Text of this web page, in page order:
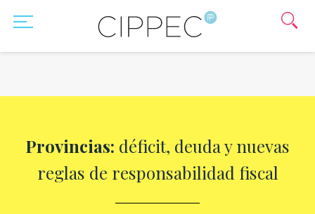
Provincias: déficit, deuda y nuevas
reglas de responsabilidad fiscal